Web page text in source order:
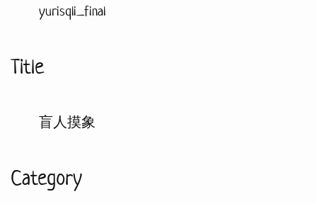
yurisqli_final
Title
盲人摸象
Category